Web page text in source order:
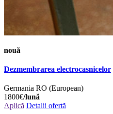
nouă
Dezmembrarea electrocasnicelor
Germania RO (European)
1800€/lună
Aplică Detalii ofertă